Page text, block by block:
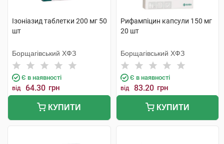
Ізоніазид таблетки 200 мг 50
шт
Борщагівський ХФЗ
Є в наявності
від 64.30 грн
КУПИТИ
Рифампіцин капсули 150 мг
20 шт
Борщагівський ХФЗ
Є в наявності
від 83.20 грн
КУПИТИ